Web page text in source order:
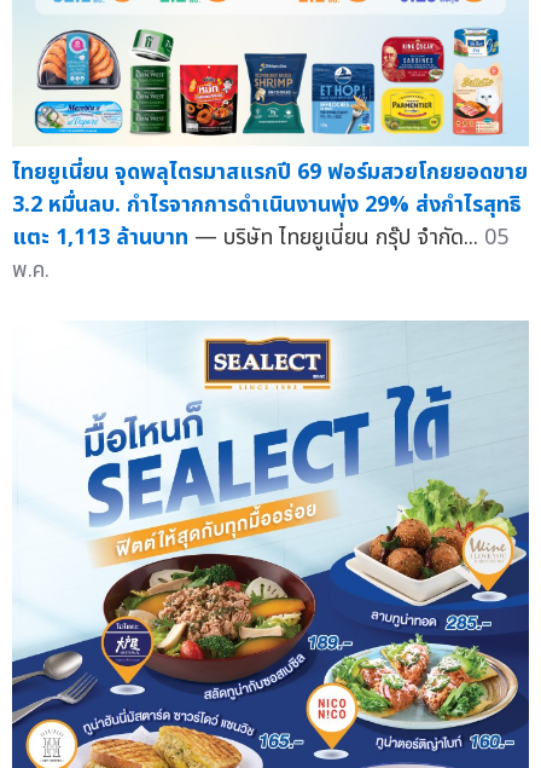
ไทยยูเนี่ยน จุดพลุไตรมาสแรกปี 69 ฟอร์มสวยโกยยอดขาย
3.2 หมื่นลบ. กำไรจากการดำเนินงานพุ่ง 29% ส่งกำไรสุทธิ
แตะ 1,113 ล้านบาท — บริษัท ไทยยูเนี่ยน กรุ๊ป จำกัด... 05
พ.ค.